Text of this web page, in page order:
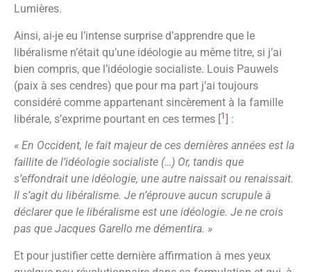
Lumières.
Ainsi, ai-je eu l’intense surprise d’apprendre que le
libéralisme n’était qu’une idéologie au même titre, si j’ai
bien compris, que l’idéologie socialiste. Louis Pauwels
(paix à ses cendres) que pour ma part j’ai toujours
considéré comme appartenant sincèrement à la famille
libérale, s’exprime pourtant en ces termes [1] :
« En Occident, le fait majeur de ces dernières années est la
faillite de l’idéologie socialiste (…) Or, tandis que
s’effondrait une idéologie, une autre naissait ou renaissait.
Il s’agit du libéralisme. Je n’éprouve aucun scrupule à
déclarer que le libéralisme est une idéologie. Je ne crois
pas que Jacques Garello me démentira. »
Et pour justifier cette dernière affirmation à mes yeux